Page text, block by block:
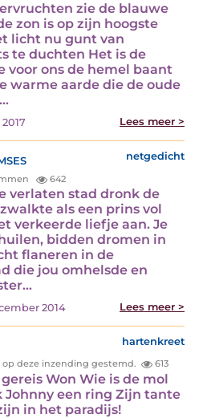
zie de blauwe
zon is op zijn hoogste
licht nu gunt van
te duchten Het is de
voor ons de hemel baant
warme aarde die de oude
Lees meer >
netgedicht
642
verlaten stad dronk de
als een prins vol
verkeerde liefje aan. Je
bidden dromen in
flaneren in de
die jou omhelsde en
2014 Lees meer >
hartenkreet
op deze inzending gestemd. 613
Won Wie is de mol
Johnny een ring Zijn tante
in het paradijs!